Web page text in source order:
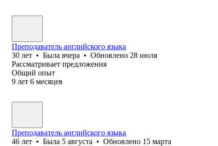
Преподаватель английского языка
30 лет • Была вчера • Обновлено 28 июля
Рассматривает предложения
Общий опыт
9 лет 6 месяцев
Преподаватель английского языка
46 лет • Была 5 августа • Обновлено 15 марта